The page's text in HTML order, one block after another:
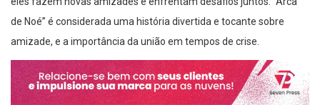
de Noé” é considerada uma história divertida e tocante sobre
amizade, e a importância da união em tempos de crise.